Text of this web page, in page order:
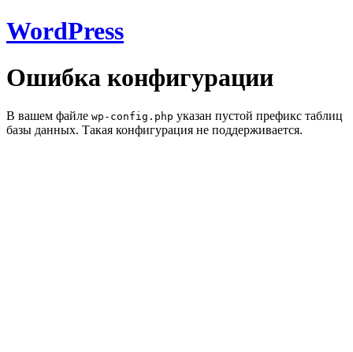
WordPress
Ошибка конфигурации
В вашем файле wp-config.php указан пустой префикс таблиц
базы данных. Такая конфигурация не поддерживается.